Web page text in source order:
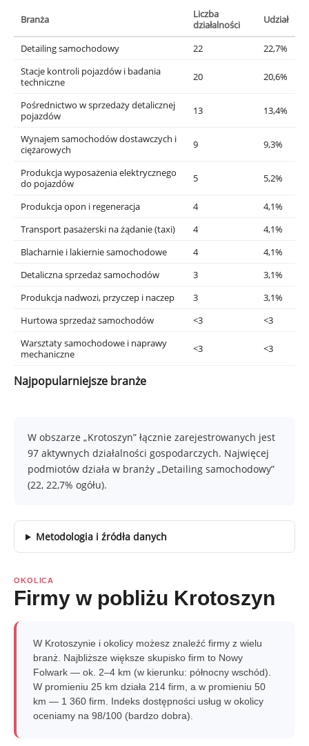
Najpopularniejsze branże
Branża
Liczba
działalności
Udział
Detailing samochodowy 22
22,7%
Stacje kontroli pojazdów i badania
techniczne
20 20,6%
Pośrednictwo w sprzedaży detalicznej
pojazdów
13 13,4%
Wynajem samochodów dostawczych i
ciężarowych
9 9,3%
Produkcja wyposażenia elektrycznego
do pojazdów
5 5,2%
Produkcja opon i regeneracja 4
4,1%
Transport pasażerski na żądanie (taxi)
4
4,1%
Blacharnie i lakiernie samochodowe
4
4,1%
Detaliczna sprzedaż samochodów
3
3,1%
Produkcja nadwozi, przyczep i naczep
3
3,1%
Hurtowa sprzedaż samochodów
<3
<3
Warsztaty samochodowe i naprawy
mechaniczne
<3 <3
W obszarze „Krotoszyn” łącznie zarejestrowanych jest
97 aktywnych działalności gospodarczych. Najwięcej
podmiotów działa w branży „Detailing samochodowy”
(22, 22,7% ogółu).
Metodologia i źródła danych
OKOLICA
Firmy w pobliżu Krotoszyn
W Krotoszynie i okolicy możesz znaleźć firmy z wielu
branż. Najbliższe większe skupisko firm to Nowy
Folwark — ok. 2–4 km (w kierunku: północny wschód).
W promieniu 25 km działa 214 firm, a w promieniu 50
km — 1 360 firm. Indeks dostępności usług w okolicy
oceniamy na 98/100 (bardzo dobra).